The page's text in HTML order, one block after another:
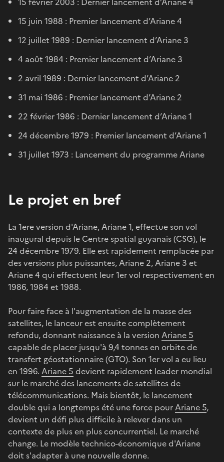
15 juin 1988 : Premier lancement d’Ariane 4
12 juillet 1989 : Dernier lancement d’Ariane 3
4 août 1984 : Premier lancement d’Ariane 3
2 avril 1989 : Dernier lancement d’Ariane 2
31 mai 1986 : Premier lancement d’Ariane 2
22 février 1986 : Dernier lancement d’Ariane 1
24 décembre 1979 : Premier lancement d’Ariane 1
31 juillet 1973 : Lancement du programme Ariane
Le projet en bref
La 1ere version d'Ariane, Ariane 1, effectue son vol
inaugural depuis le Centre spatial guyanais (CSG), le
24 décembre 1979. Elle est rapidement remplacée par
des versions plus puissantes, Ariane 2, Ariane 3 et
Ariane 4 qui effectuent leur 1er vol respectivement en
1986, 1984 et 1988.
Pour faire face à l'augmentation de la masse des
satellites, le lanceur est ensuite complètement
refondu, donnant naissance à la version Ariane 5
capable de placer jusqu'à 9,4 tonnes en orbite de
transfert géostationnaire (GTO). Son 1er vol a eu lieu
en 1996. Ariane 5 devient rapidement leader mondial
sur le marché des lancements de satellites de
télécommunications. Mais bientôt, le lancement
double qui a longtemps été une force pourAriane 5,
devient un défi plus difficile à relever dans un
contexte de plus en plus concurrentiel. Le marché
change. Le modèle technico-économique d'Ariane
doit s'adapter à une nouvelle donne.